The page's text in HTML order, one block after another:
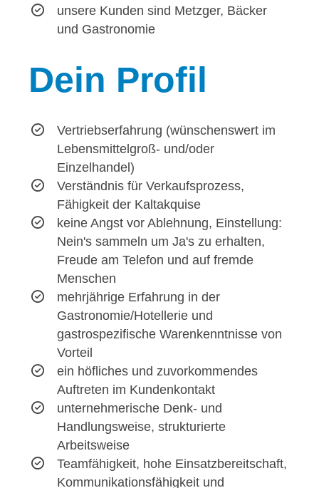
unsere Kunden sind Metzger, Bäcker
und Gastronomie
Dein Profil
Vertriebserfahrung (wünschenswert im
Lebensmittelgroß- und/oder
Einzelhandel)
Verständnis für Verkaufsprozess,
Fähigkeit der Kaltakquise
keine Angst vor Ablehnung, Einstellung:
Nein's sammeln um Ja's zu erhalten,
Freude am Telefon und auf fremde
Menschen
mehrjährige Erfahrung in der
Gastronomie/Hotellerie und
gastrospezifische Warenkenntnisse von
Vorteil
ein höfliches und zuvorkommendes
Auftreten im Kundenkontakt
unternehmerische Denk- und
Handlungsweise, strukturierte
Arbeitsweise
Teamfähigkeit, hohe Einsatzbereitschaft,
Kommunikationsfähigkeit und